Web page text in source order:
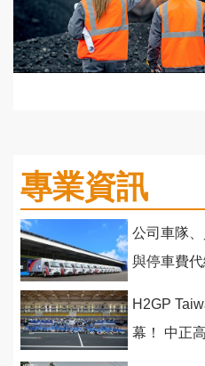
專業資訊
公司車隊
與停車費
H2GP
幕！ 中正